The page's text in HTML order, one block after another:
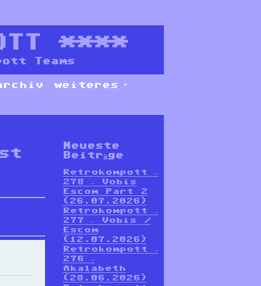
****
Teams
weiteres
Neueste
Beiträge
Retrokompott –
278 – Vobis
Escom Part 2
(26.07.2026)
Retrokompott –
277 – Vobis /
Escom
(12.07.2026)
Retrokompott –
276 –
Akalabeth
(28.06.2026)